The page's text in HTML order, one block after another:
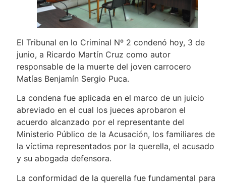
El Tribunal en lo Criminal Nº 2 condenó hoy, 3 de
junio, a Ricardo Martín Cruz como autor
responsable de la muerte del joven carrocero
Matías Benjamín Sergio Puca.
La condena fue aplicada en el marco de un juicio
abreviado en el cual los jueces aprobaron el
acuerdo alcanzado por el representante del
Ministerio Público de la Acusación, los familiares de
la víctima representados por la querella, el acusado
y su abogada defensora.
La conformidad de la querella fue fundamental para